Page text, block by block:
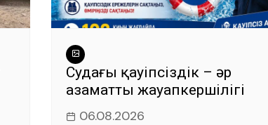
Судағы қауіпсіздік – әр
азаматтың жауапкершілігі
06.08.2026